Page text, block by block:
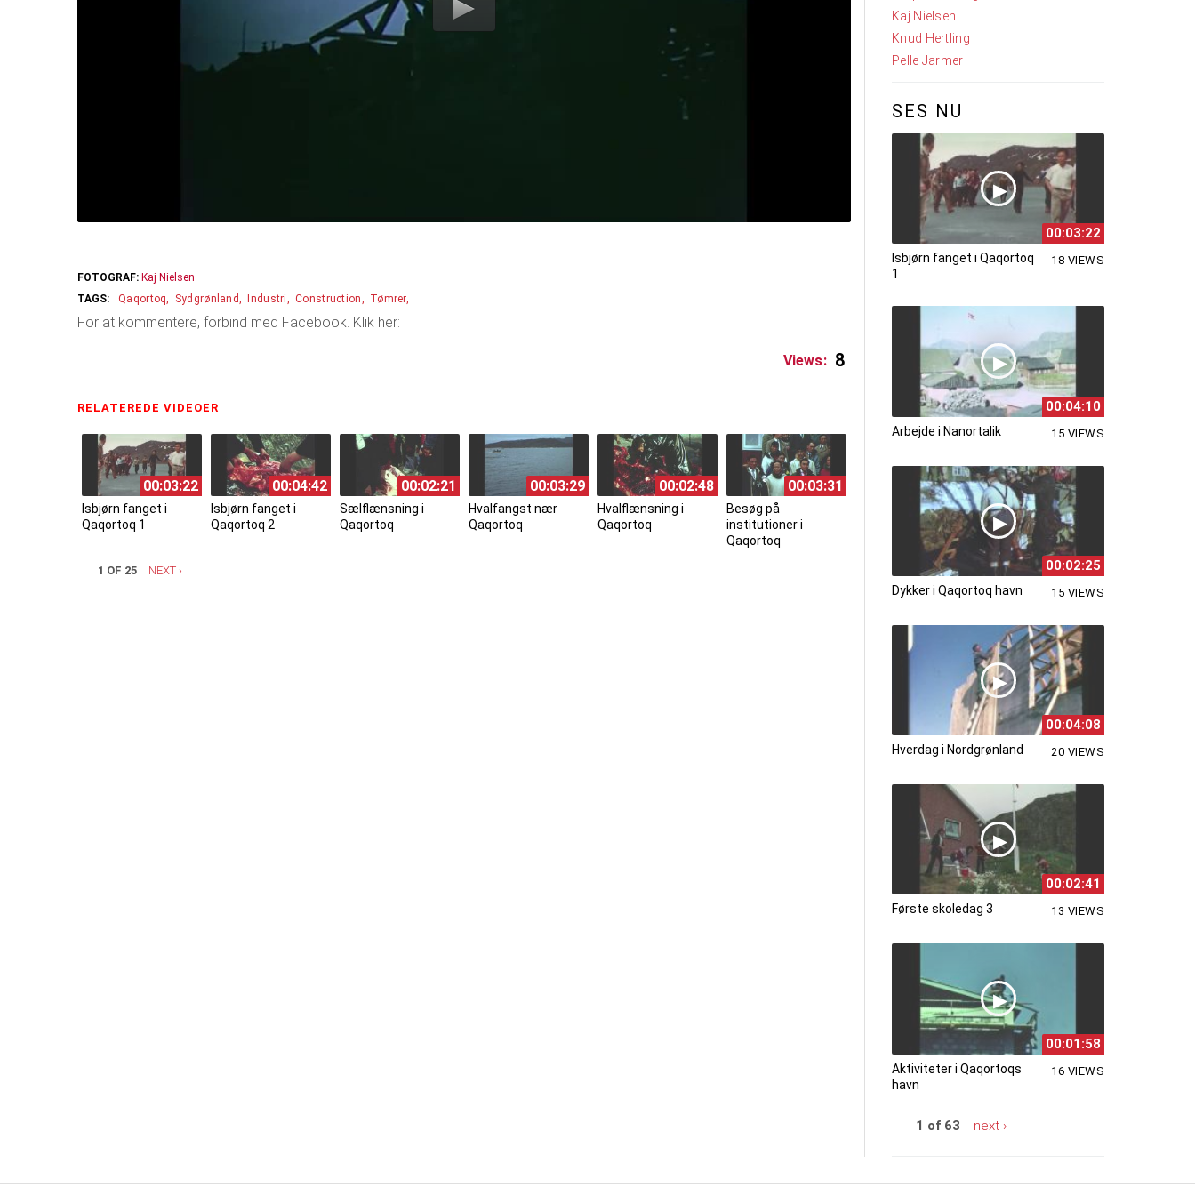
FOTOGRAF: Kaj Nielsen
Qaqortoq
Sydgrønland Industri Construction Tømrer
For at kommentere, forbind med Facebook. Klik her:
Views: 8
RELATEREDE VIDEOER
00:03:22
Isbjørn fanget i
Qaqortoq 1
00:04:42
Isbjørn fanget i
Qaqortoq 2
00:02:21
Sælflænsning i
Qaqortoq
00:03:29
Hvalfangst nær
Qaqortoq
00:02:48
Hvalflænsning i
Qaqortoq
00:03:31
Besøg på
institutioner i
Qaqortoq
1 OF 25 NEXT ›
Kaj Nielsen
Knud Hertling
Pelle Jarmer
SES NU
00:03:22
Isbjørn fanget i Qaqortoq
1
18 VIEWS
00:04:10
Arbejde i Nanortalik 15 VIEWS
00:02:25
Dykker i Qaqortoq havn 15 VIEWS
00:04:08
Hverdag i Nordgrønland 20 VIEWS
00:02:41
Første skoledag 3 13 VIEWS
00:01:58
Aktiviteter i Qaqortoqs
havn
16 VIEWS
1 of 63 next ›